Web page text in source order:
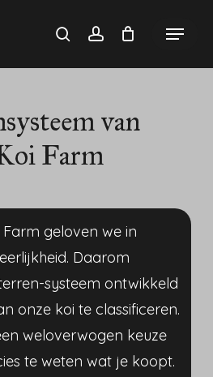
searchaccount
Menu
van
Farm
geloven we in
Daarom
systeem ontwikkeld
onze koi te classificeren.
weloverwogen keuze
te weten wat je koopt.